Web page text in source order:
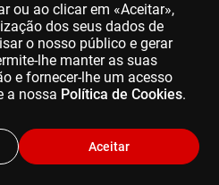
ou ao clicar em «Aceitar»,
dos seus dados de
o nosso público e gerar
lhe manter as suas
e fornecer-lhe um acesso
a nossa Política de Cookies.
Aceitar